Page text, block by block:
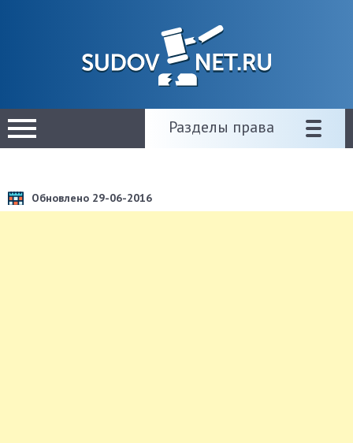
Разделы права
Обновлено 29-06-2016